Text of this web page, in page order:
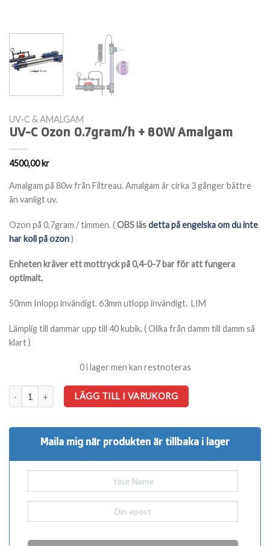
UV-C & AMALGAM
UV-C Ozon 0.7gram/h + 80W Amalgam
4500,00kr
Amalgam på 80w från Filtreau. Amalgam är cirka 3 gånger bättre
än vanligt uv.
Ozon på 0,7gram / timmen. (OBS läsdetta på engelska om du inte
har koll på ozon)
Enheten kräver ett mottryck på 0,4-0-7 bar för att fungera
optimalt.
50mm Inlopp invändigt. 63mm utlopp invändigt. LIM
Lämplig till dammar upp till 40 kubik. ( Olika från damm till damm så
klart )
0 i lager men kan restnoteras
UV-C Ozon 0.7gram/h + 80W Amalgam mängd
LÄGG TILL I VARUKORG
Maila mig när produkten är tillbaka i lager